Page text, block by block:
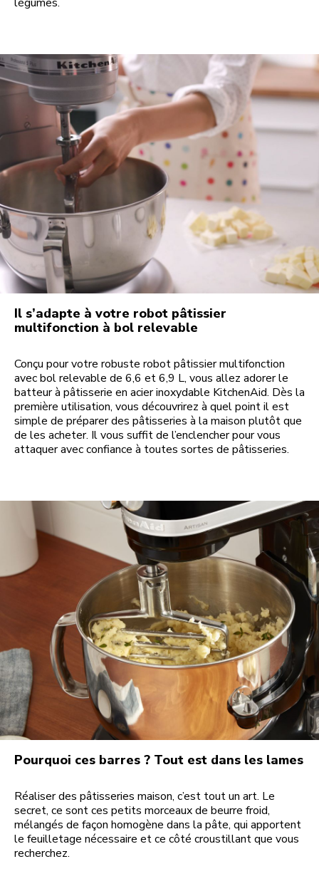
Il s’adapte à votre robot pâtissier
multifonction à bol relevable
Conçu pour votre robuste robot pâtissier multifonction
avec bol relevable de 6,6 et 6,9 L, vous allez adorer le
batteur à pâtisserie en acier inoxydable KitchenAid. Dès la
première utilisation, vous découvrirez à quel point il est
simple de préparer des pâtisseries à la maison plutôt que
de les acheter. Il vous suffit de l’enclencher pour vous
attaquer avec confiance à toutes sortes de pâtisseries.
Pourquoi ces barres ? Tout est dans les lames
Réaliser des pâtisseries maison, c’est tout un art. Le
secret, ce sont ces petits morceaux de beurre froid,
mélangés de façon homogène dans la pâte, qui apportent
le feuilletage nécessaire et ce côté croustillant que vous
recherchez.